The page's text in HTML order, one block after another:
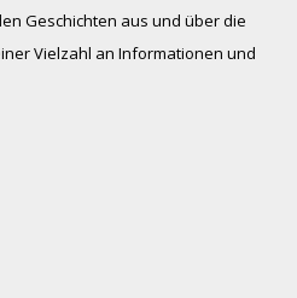
Geschichten aus und über die
Vielzahl an Informationen und